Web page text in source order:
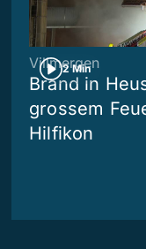
2 Min
Villmergen
Brand in
grossem
Hilfikon